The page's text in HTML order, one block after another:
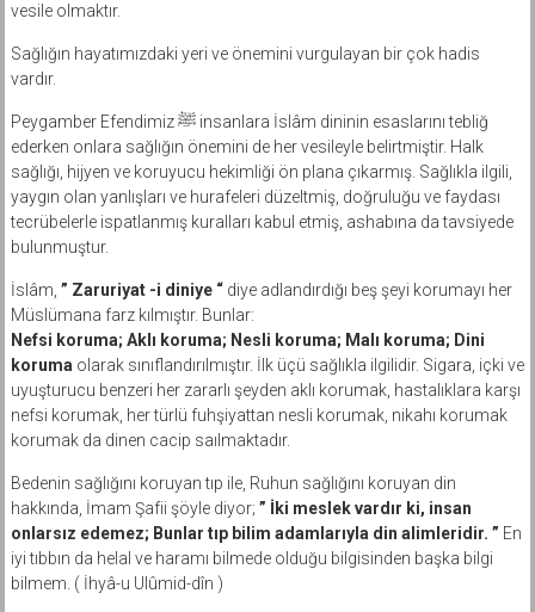
vesile olmaktır.
Sağlığın hayatımızdaki yeri ve önemini vurgulayan bir çok hadis
vardır.
Peygamber Efendimiz ﷺ insanlara İslâm dininin esaslarını tebliğ
ederken onlara sağlığın önemini de her vesileyle belirtmiştir. Halk
sağlığı, hijyen ve koruyucu hekimliği ön plana çıkarmış. Sağlıkla ilgili,
yaygın olan yanlışları ve hurafeleri düzeltmiş, doğruluğu ve faydası
tecrübelerle ispatlanmış kuralları kabul etmiş, ashabına da tavsiyede
bulunmuştur.
İslâm, ” Zaruriyat -i diniye “diye adlandırdığı beş şeyi korumayı her
Müslümana farz kılmıştır. Bunlar:
Nefsi koruma; Aklı koruma; Nesli koruma; Malı koruma; Dini
koruma olarak sınıflandırılmıştır. İlk üçü sağlıkla ilgilidir. Sigara, içki ve
uyuşturucu benzeri her zararlı şeyden aklı korumak, hastalıklara karşı
nefsi korumak, her türlü fuhşiyattan nesli korumak, nikahı korumak
korumak da dinen cacip saılmaktadır.
Bedenin sağlığını koruyan tıp ile, Ruhun sağlığını koruyan din
hakkında, İmam Şafii şöyle diyor; ” İki meslek vardır ki, insan
onlarsız edemez; Bunlar tıp bilim adamlarıyla din alimleridir. ” En
iyi tıbbın da helal ve haramı bilmede olduğu bilgisinden başka bilgi
bilmem. ( İhyâ-u Ulûmid-dîn )